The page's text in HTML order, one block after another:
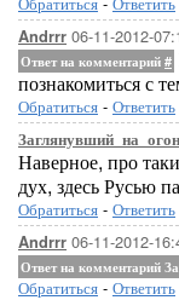
Andrrr 06-11-2012-
Ответ на комментарий #
познакомиться с
Обратиться - Ответить
Наверное, про
дух, здесь Русью
Обратиться - Ответить
Andrrr 06-11-2012-
Ответ на комментарий
Обратиться - Ответить